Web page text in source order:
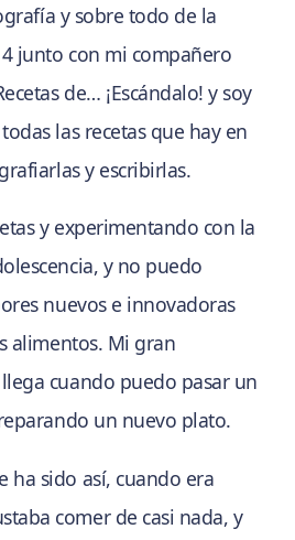
y sobre todo de la
junto con mi compañero
de… ¡Escándalo! y soy
las recetas que hay en
y escribirlas.
y experimentando con la
y no puedo
nuevos e innovadoras
alimentos. Mi gran
cuando puedo pasar un
un nuevo plato.
ha sido así, cuando era
comer de casi nada, y